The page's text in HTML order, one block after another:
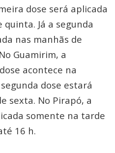
dose será aplicada
Já a segunda
nas manhãs de
Guamirim, a
acontece na
dose estará
sexta. No Pirapó, a
somente na tarde
16 h.